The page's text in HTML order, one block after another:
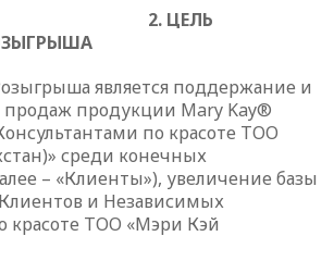
является поддержание и
продаж продукции Mary Kay®
по красоте ТОО
среди конечных
– «Клиенты»), увеличение базы
и Независимых
красоте ТОО «Мэри Кэй